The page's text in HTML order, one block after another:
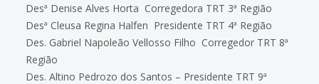
Desª Denise Alves Horta  Corregedora TRT 3ª Região
Desª Cleusa Regina Halfen  Presidente TRT 4ª Região
Des. Gabriel Napoleão Vellosso Filho  Corregedor TRT 8ª
Região
Des. Altino Pedrozo dos Santos – Presidente TRT 9ª